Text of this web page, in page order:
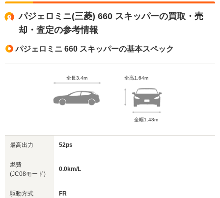
パジェロミニ(三菱) 660 スキッパーの買取・売
却・査定の参考情報
パジェロミニ 660 スキッパーの基本スペック
全長3.4m 全高1.64m
全幅1.48m
最高出力 52ps
燃費
(JC08モード)
0.0km/L
駆動方式 FR